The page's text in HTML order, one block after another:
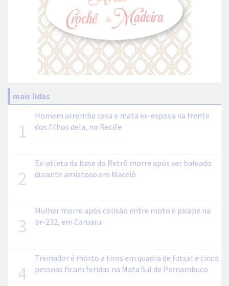
mais lidas
1
Homem arromba casa e mata ex-esposa na frente
dos filhos dela, no Recife
2
Ex-atleta da base do Retrô morre após ser baleado
durante amistoso em Maceió
3
Mulher morre após colisão entre moto e picape na
br-232, em Caruaru
4
Treinador é morto a tiros em quadra de futsal e cinco
pessoas ficam feridas na Mata Sul de Pernambuco